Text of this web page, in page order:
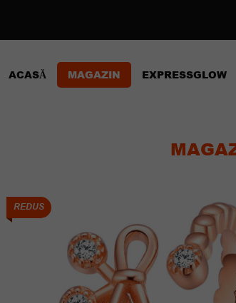
ACASĂ MAGAZIN EXPRESSGLOW
REDUS